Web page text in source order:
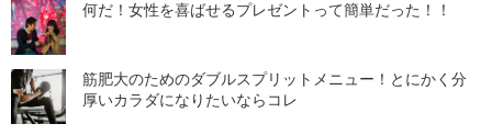
何だ！女性を喜ばせるプレゼントって簡単だった！！
筋肥大のためのダブルスプリットメニュー！とにかく分
厚いカラダになりたいならコレ